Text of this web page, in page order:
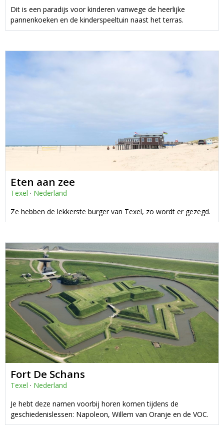
Dit is een paradijs voor kinderen vanwege de heerlijke
pannenkoeken en de kinderspeeltuin naast het terras.
Eten aan zee
Texel · Nederland
Ze hebben de lekkerste burger van Texel, zo wordt er gezegd.
Fort De Schans
Texel · Nederland
Je hebt deze namen voorbij horen komen tijdens de
geschiedenislessen: Napoleon, Willem van Oranje en de VOC.